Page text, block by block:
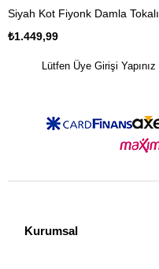
₺1.449,99
Lütfen Üye Girişi Yapınız
Kurumsal